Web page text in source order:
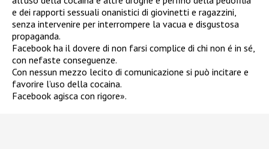
e dei rapporti sessuali onanistici di giovinetti e ragazzini,
senza intervenire per interrompere la vacua e disgustosa
propaganda.
Facebook ha il dovere di non farsi complice di chi non é in sé,
con nefaste conseguenze.
Con nessun mezzo lecito di comunicazione si può incitare e
favorire l’uso della cocaina.
Facebook agisca con rigore».